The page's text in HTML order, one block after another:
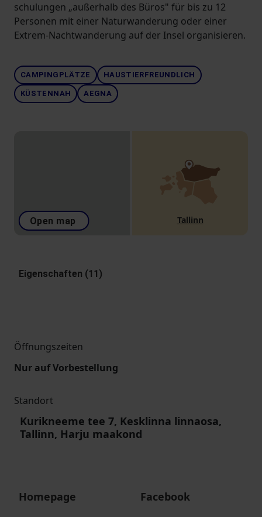
schulungen „außerhalb des Büros" für bis zu 12
Personen mit einer Naturwanderung oder einer
Extrem-Nachtwanderung auf der Insel organisieren.
CAMPINGPLÄTZE HAUSTIERFREUNDLICH
KÜSTENNAH AEGNA
Open map Tallinn
Eigenschaften (11)
Öffnungszeiten
Nur auf Vorbestellung
Standort
Kurikneeme tee 7, Kesklinna linnaosa,
Tallinn, Harju maakond
Homepage
Facebook